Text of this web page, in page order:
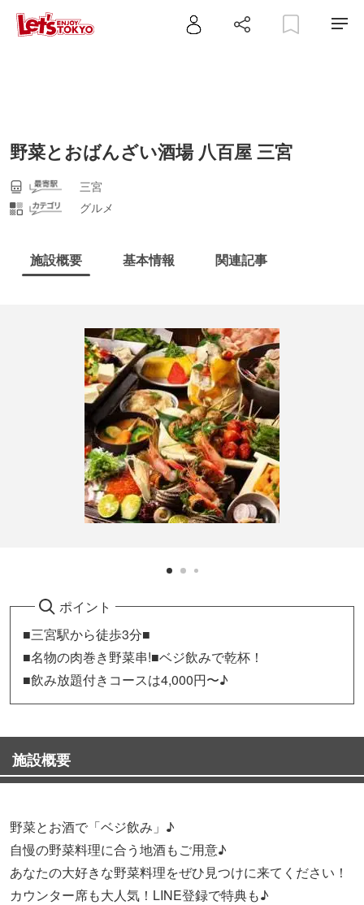
野菜とおばんざい酒場 八百屋 三宮
三宮
グルメ
施設概要 基本情報 関連記事
ポイント
■三宮駅から徒歩3分■
■名物の肉巻き野菜串!■ベジ飲みで乾杯！
■飲み放題付きコースは4,000円〜♪
施設概要
野菜とお酒で「ベジ飲み」♪
自慢の野菜料理に合う地酒もご用意♪
あなたの大好きな野菜料理をぜひ見つけに来てください！
カウンター席も大人気！LINE登録で特典も♪